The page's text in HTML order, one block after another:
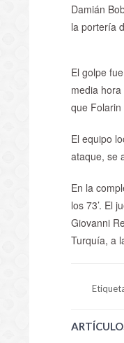
Damián
la portería
El golpe
media
que
El equipo
ataque, se
En la
los 73’. El
Giovanni
Turquía, a